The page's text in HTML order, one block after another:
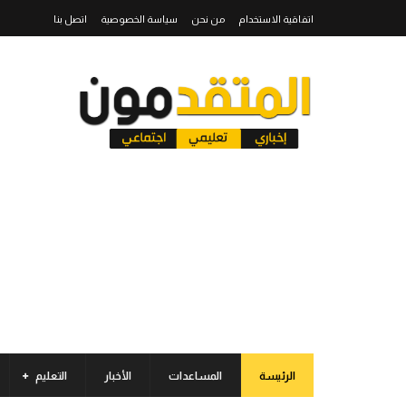
اتفاقية الاستخدام من نحن سياسة الخصوصية اتصل بنا
الرئيسة المساعدات الأخبار التعليم